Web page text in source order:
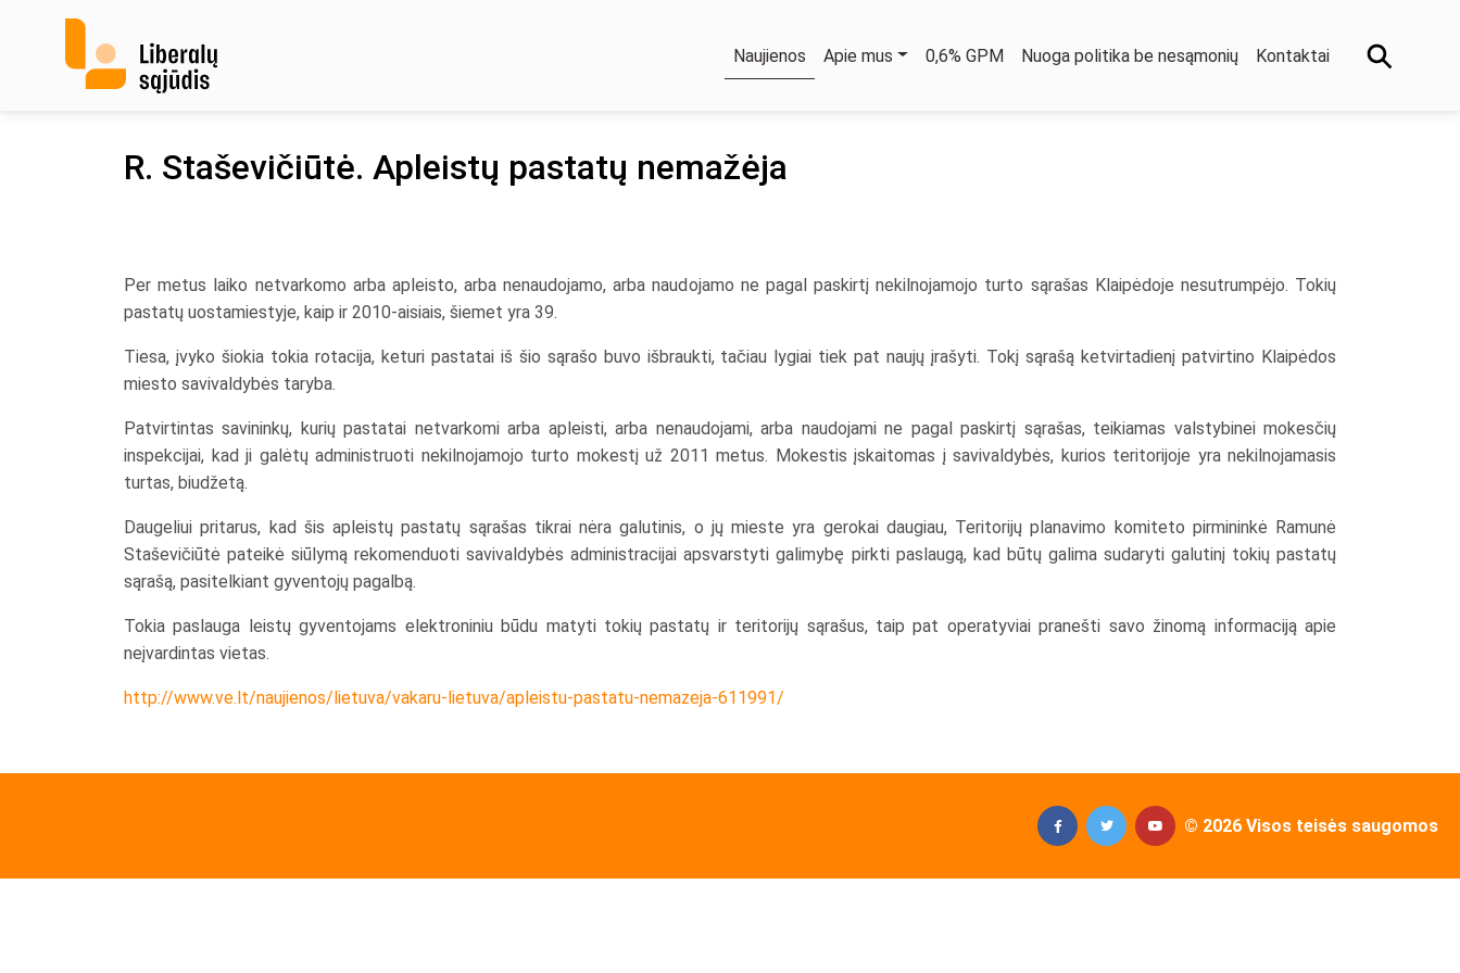
Naujienos Apie mus 0,6% GPM Nuoga politika be nesąmonių Kontaktai
R. Staševičiūtė. Apleistų pastatų nemažėja
Per metus laiko netvarkomo arba apleisto, arba nenaudojamo, arba naudojamo ne pagal paskirtį nekilnojamojo turto sąrašas Klaipėdoje nesutrumpėjo. Tokių
pastatų uostamiestyje, kaip ir 2010-aisiais, šiemet yra 39.
Tiesa, įvyko šiokia tokia rotacija, keturi pastatai iš šio sąrašo buvo išbraukti, tačiau lygiai tiek pat naujų įrašyti. Tokį sąrašą ketvirtadienį patvirtino Klaipėdos
miesto savivaldybės taryba.
Patvirtintas savininkų, kurių pastatai netvarkomi arba apleisti, arba nenaudojami, arba naudojami ne pagal paskirtį sąrašas, teikiamas valstybinei mokesčių
inspekcijai, kad ji galėtų administruoti nekilnojamojo turto mokestį už 2011 metus. Mokestis įskaitomas į savivaldybės, kurios teritorijoje yra nekilnojamasis
turtas, biudžetą.
Daugeliui pritarus, kad šis apleistų pastatų sąrašas tikrai nėra galutinis, o jų mieste yra gerokai daugiau, Teritorijų planavimo komiteto pirmininkė Ramunė
Staševičiūtė pateikė siūlymą rekomenduoti savivaldybės administracijai apsvarstyti galimybę pirkti paslaugą, kad būtų galima sudaryti galutinį tokių pastatų
sąrašą, pasitelkiant gyventojų pagalbą.
Tokia paslauga leistų gyventojams elektroniniu būdu matyti tokių pastatų ir teritorijų sąrašus, taip pat operatyviai pranešti savo žinomą informaciją apie
neįvardintas vietas.
http://www.ve.lt/naujienos/lietuva/vakaru-lietuva/apleistu-pastatu-nemazeja-611991/
© 2026 Visos teisės saugomos